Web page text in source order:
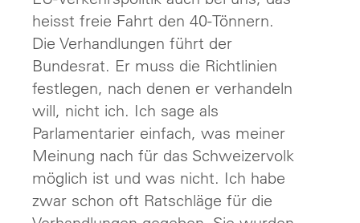
heisst freie Fahrt den 40-Tönnern.
Die Verhandlungen führt der
Bundesrat. Er muss die Richtlinien
festlegen, nach denen er verhandeln
will, nicht ich. Ich sage als
Parlamentarier einfach, was meiner
Meinung nach für das Schweizervolk
möglich ist und was nicht. Ich habe
zwar schon oft Ratschläge für die